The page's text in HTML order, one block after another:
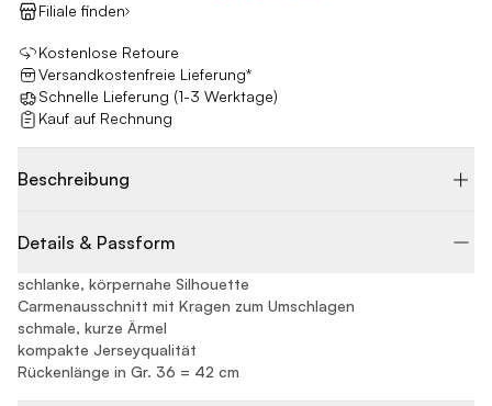
Filiale finden
Kostenlose Retoure
Versandkostenfreie Lieferung*
Schnelle Lieferung (1-3 Werktage)
Kauf auf Rechnung
Beschreibung
Details & Passform
schlanke, körpernahe Silhouette
Carmenausschnitt mit Kragen zum Umschlagen
schmale, kurze Ärmel
kompakte Jerseyqualität
Rückenlänge in Gr. 36 = 42 cm